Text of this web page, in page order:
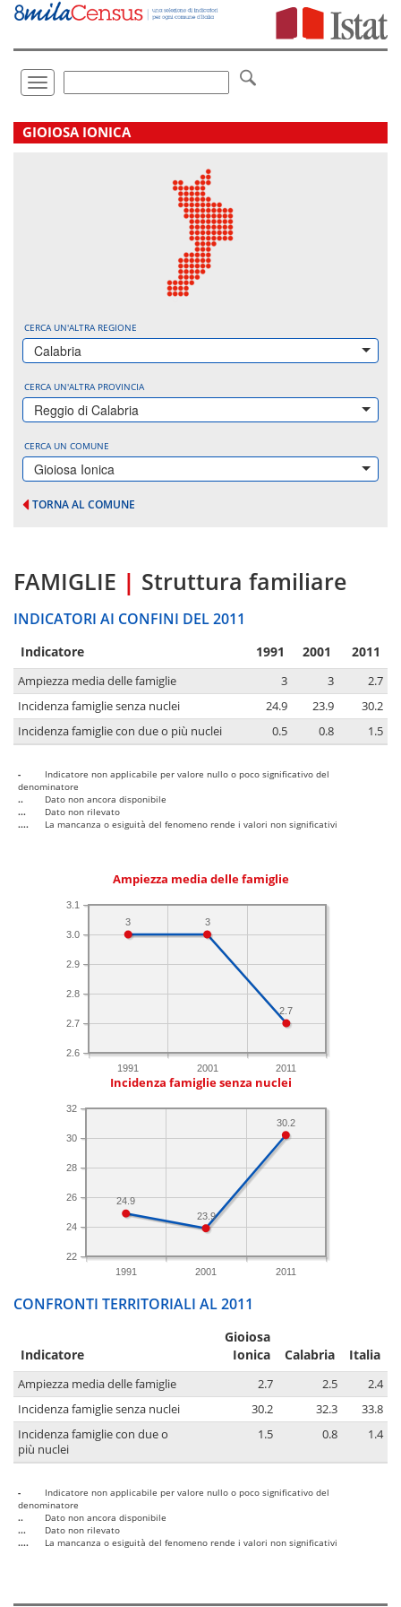
Vai
direttamente
Toggle
navigation
.
GIOIOSA IONICA
CERCA UN'ALTRA REGIONE
Calabria
CERCA UN'ALTRA PROVINCIA
Reggio di Calabria
CERCA UN COMUNE
Gioiosa Ionica
TORNA AL COMUNE
FAMIGLIE | Struttura familiare
INDICATORI AI CONFINI DEL 2011
Indicatore 1991 2001 2011
Ampiezza media delle famiglie 3 3
2.7
Incidenza famiglie senza nuclei
24.9 23.9
30.2
Incidenza famiglie con due o più nuclei
0.5 0.8 1.5
-
Indicatore non applicabile per valore nullo o poco significativo del
denominatore
..
Dato non ancora disponibile
...
Dato non rilevato
....
La mancanza o esiguità del fenomeno rende i valori non significativi
Ampiezza media delle famiglie
1991 2001 2011
2.6
2.7
2.8
2.9
3.0
3.1
2.7
3
3
Incidenza famiglie senza nuclei
1991 2001 2011
22
24
26
28
30
32
30.2
23.9
24.9
CONFRONTI TERRITORIALI AL 2011
Indicatore
Gioiosa
Ionica
Calabria Italia
Ampiezza media delle famiglie 2.7 2.5
2.4
Incidenza famiglie senza nuclei
30.2 32.3
33.8
Incidenza famiglie con due o
più nuclei
1.5 0.8 1.4
-
Indicatore non applicabile per valore nullo o poco significativo del
denominatore
..
Dato non ancora disponibile
...
Dato non rilevato
....
La mancanza o esiguità del fenomeno rende i valori non significativi